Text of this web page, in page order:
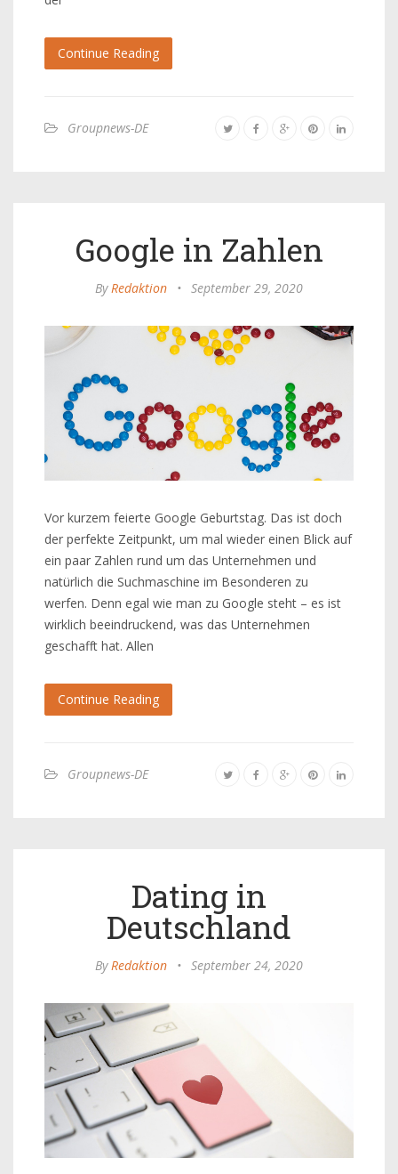
Continue Reading
Groupnews-DE
Google in Zahlen
ByRedaktion • September 29, 2020
Vor kurzem feierte Google Geburtstag. Das ist doch
der perfekte Zeitpunkt, um mal wieder einen Blick auf
ein paar Zahlen rund um das Unternehmen und
natürlich die Suchmaschine im Besonderen zu
werfen. Denn egal wie man zu Google steht – es ist
wirklich beeindruckend, was das Unternehmen
geschafft hat. Allen
Continue Reading
Groupnews-DE
Dating in
Deutschland
ByRedaktion • September 24, 2020